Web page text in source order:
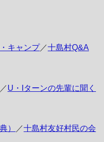
キャンプ／十島村Q&A
／U・Iターンの先輩に聞く
） ／十島村友好村民の会